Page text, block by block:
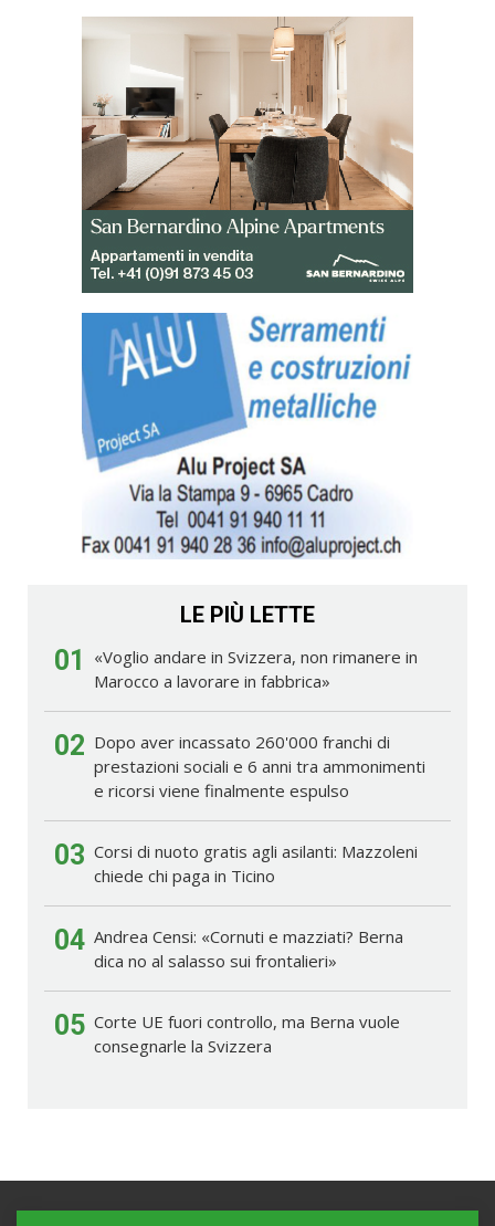
LE PIÙ LETTE
01
«Voglio andare in Svizzera, non rimanere in
Marocco a lavorare in fabbrica»
02 Dopo aver incassato 260'000 franchi di
prestazioni sociali e 6 anni tra ammonimenti
e ricorsi viene finalmente espulso
03 Corsi di nuoto gratis agli asilanti: Mazzoleni
chiede chi paga in Ticino
04 Andrea Censi: «Cornuti e mazziati? Berna
dica no al salasso sui frontalieri»
05 Corte UE fuori controllo, ma Berna vuole
consegnarle la Svizzera